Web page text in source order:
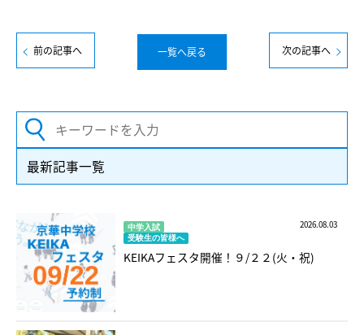
前の記事へ 一覧へ戻る 次の記事へ
最新記事一覧
中学入試
受験生の皆様へ
2026.08.03
KEIKAフェスタ開催！９/２２(火・祝)